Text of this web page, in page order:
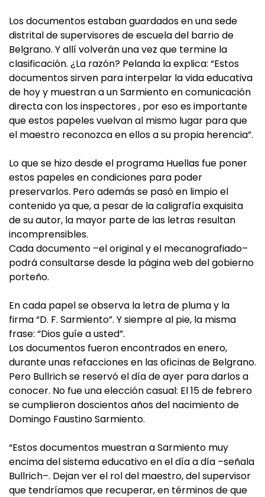
Los documentos estaban guardados en una sede
distrital de supervisores de escuela del barrio de
Belgrano. Y allí volverán una vez que termine la
clasificación. ¿La razón? Pelanda la explica: “Estos
documentos sirven para interpelar la vida educativa
de hoy y muestran a un Sarmiento en comunicación
directa con los inspectores , por eso es importante
que estos papeles vuelvan al mismo lugar para que
el maestro reconozca en ellos a su propia herencia”.
Lo que se hizo desde el programa Huellas fue poner
estos papeles en condiciones para poder
preservarlos. Pero además se pasó en limpio el
contenido ya que, a pesar de la caligrafía exquisita
de su autor, la mayor parte de las letras resultan
incomprensibles.
Cada documento –el original y el mecanografiado–
podrá consultarse desde la página web del gobierno
porteño.
En cada papel se observa la letra de pluma y la
firma “D. F. Sarmiento”. Y siempre al pie, la misma
frase: “Dios guíe a usted”.
Los documentos fueron encontrados en enero,
durante unas refacciones en las oficinas de Belgrano.
Pero Bullrich se reservó el día de ayer para darlos a
conocer. No fue una elección casual: El 15 de febrero
se cumplieron doscientos años del nacimiento de
Domingo Faustino Sarmiento.
“Estos documentos muestran a Sarmiento muy
encima del sistema educativo en el día a día –señala
Bullrich–. Dejan ver el rol del maestro, del supervisor
que tendríamos que recuperar, en términos de que